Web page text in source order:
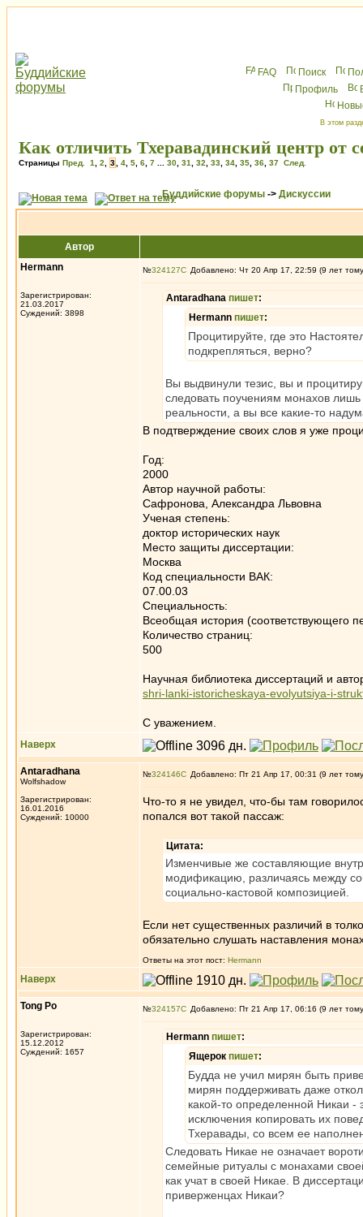
FAQ Поиск
Профиль
В этом
Как отличить Тхеравадинский центр от
Страницы Пред. 1 2 3 4 5 6 7 30 31 32 33 34 35 36 37 След.
Буддийские форумы -> Дискуссии
Автор
Hermann
Зарегистрирован:
21.03.2017
Суждений: 3898
№324127 Добавлено: Чт 20 Апр 17, 22:59 (9 лет
Antaradhana пишет:
Hermann пишет:
Процитируйте, где это
подкрепляться, верно?
Вы выдвинули тезис, вы и
следовать поучениям монахов лишь
реальности, а вы все какие-то
В подтверждение своих слов я уже
Год:
2000
Автор научной работы:
Сафронова, Александра Львовна
Ученая cтепень:
доктор исторических наук
Место защиты диссертации:
Москва
Код cпециальности ВАК:
07.00.03
Специальность:
Всеобщая история (соответствующего
Количество cтраниц:
500
Научная библиотека диссертаций и
shri-lanki-istoricheskaya-evolyutsiya-i-
С уважением.
Наверх
Antaradhana
Wolfshadow
Зарегистрирован:
16.01.2016
Суждений: 10000
№324146 Добавлено: Пт 21 Апр 17, 00:31 (9 лет
Что-то я не увидел, что-бы там
попался вот такой пассаж:
Цитата:
Изменчивые же составляющие
модификацию, различаясь между
социально-кастовой композицией.
Если нет существенных различий в
обязательно слушать наставления
Ответы на этот пост: Hermann
Наверх
Tong Po
Зарегистрирован:
15.12.2012
Суждений: 1657
№324157 Добавлено: Пт 21 Апр 17, 06:16 (9 лет
Hermann пишет:
Ящерок пишет:
Будда не учил мирян быть
мирян поддерживать даже
какой-то определенной Никаи -
исключения копировать их
Тхеравады, со всем ее
Следовать Никае не означает
семейные ритуалы с монахами
как учат в своей Никае. В
приверженцах Никаи?